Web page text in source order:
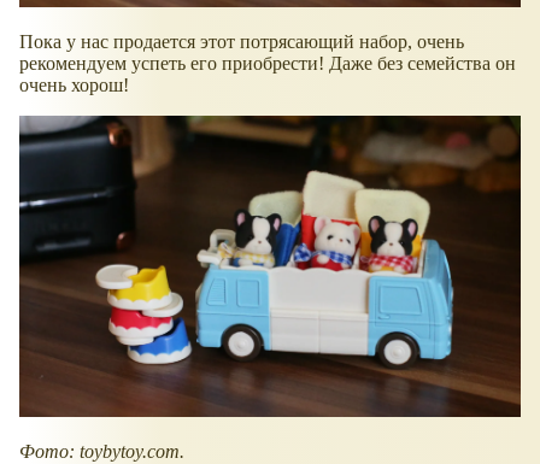
Пока у нас продается этот потрясающий набор, очень
рекомендуем успеть его приобрести! Даже без семейства он
очень хорош!
Фото: toybytoy.com.